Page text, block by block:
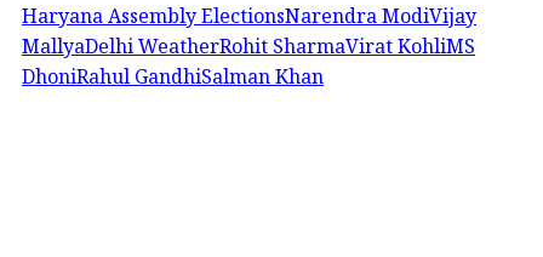
Haryana Assembly ElectionsNarendra ModiVijay
MallyaDelhi WeatherRohit SharmaVirat KohliMS
DhoniRahul GandhiSalman Khan